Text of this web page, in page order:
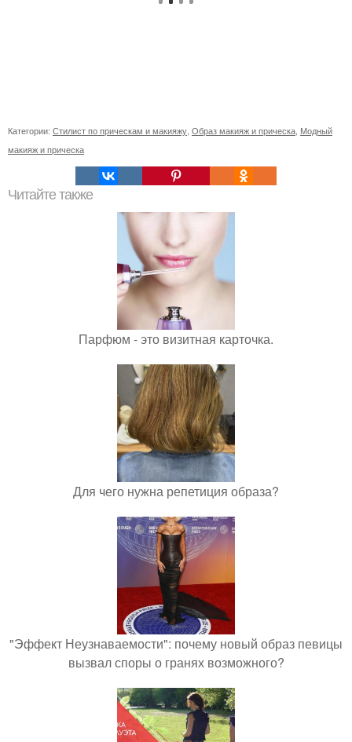
Категории: Стилист по прическам и макияжу Образ макияж и прическа Модный
макияж и прическа
Читайте также
Парфюм - это визитная карточка.
Для чего нужна репетиция образа?
"Эффект Неузнаваемости": почему новый образ певицы
вызвал споры о гранях возможного?